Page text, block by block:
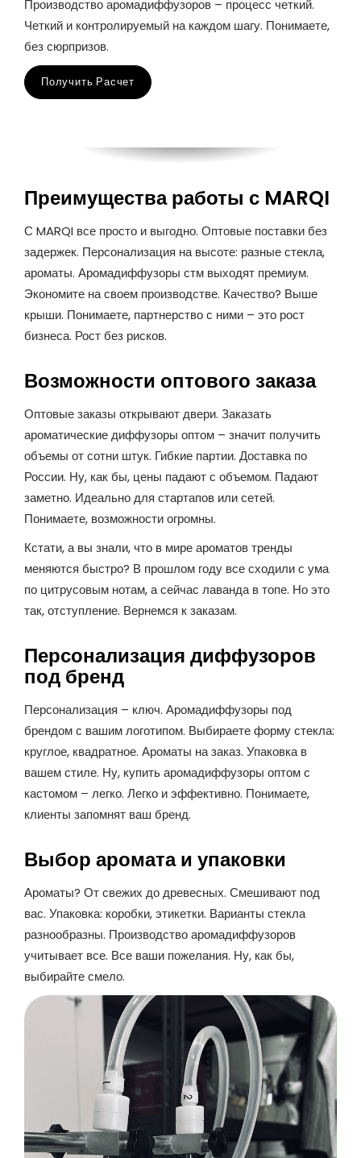
Производство аромадиффузоров – процесс четкий.
Четкий и контролируемый на каждом шагу. Понимаете,
без сюрпризов.
Получить Расчет
Преимущества работы с MARQI
С MARQI все просто и выгодно. Оптовые поставки без
задержек. Персонализация на высоте: разные стекла,
ароматы. Аромадиффузоры стм выходят премиум.
Экономите на своем производстве. Качество? Выше
крыши. Понимаете, партнерство с ними – это рост
бизнеса. Рост без рисков.
Возможности оптового заказа
Оптовые заказы открывают двери. Заказать
ароматические диффузоры оптом – значит получить
объемы от сотни штук. Гибкие партии. Доставка по
России. Ну, как бы, цены падают с объемом. Падают
заметно. Идеально для стартапов или сетей.
Понимаете, возможности огромны.
Кстати, а вы знали, что в мире ароматов тренды
меняются быстро? В прошлом году все сходили с ума
по цитрусовым нотам, а сейчас лаванда в топе. Но это
так, отступление. Вернемся к заказам.
Персонализация диффузоров
под бренд
Персонализация – ключ. Аромадиффузоры под
брендом с вашим логотипом. Выбираете форму стекла:
круглое, квадратное. Ароматы на заказ. Упаковка в
вашем стиле. Ну, купить аромадиффузоры оптом с
кастомом – легко. Легко и эффективно. Понимаете,
клиенты запомнят ваш бренд.
Выбор аромата и упаковки
Ароматы? От свежих до древесных. Смешивают под
вас. Упаковка: коробки, этикетки. Варианты стекла
разнообразны. Производство аромадиффузоров
учитывает все. Все ваши пожелания. Ну, как бы,
выбирайте смело.